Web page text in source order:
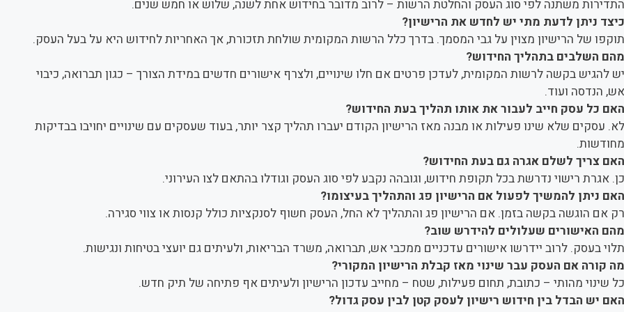
התדירות משתנה לפי סוג העסק והחלטת הרשות – לרוב מדובר בחידוש אחת לשנה, שלוש או חמש שנים.
כיצד ניתן לדעת מתי יש לחדש את הרישיון?
תוקפו של הרישיון מצוין על גבי המסמך. בדרך כלל הרשות המקומית שולחת תזכורת, אך האחריות לחידוש היא על בעל העסק.
מהם השלבים בתהליך החידוש?
יש להגיש בקשה לרשות המקומית, לעדכן פרטים אם חלו שינויים, ולצרף אישורים חדשים במידת הצורך – כגון תברואה, כיבוי
אש, הנדסה ועוד.
האם כל עסק חייב לעבור את אותו תהליך בעת החידוש?
לא. עסקים שלא שינו פעילות או מבנה מאז הרישיון הקודם יעברו תהליך קצר יותר, בעוד שעסקים עם שינויים יחויבו בבדיקות
מחודשות.
האם צריך לשלם אגרה גם בעת החידוש?
כן. אגרת רישוי נדרשת בכל תקופת חידוש, וגובהה נקבע לפי סוג העסק וגודלו בהתאם לצו העירוני.
האם ניתן להמשיך לפעול אם הרישיון פג והתהליך בעיצומו?
רק אם הוגשה בקשה בזמן. אם הרישיון פג והתהליך לא החל, העסק חשוף לסנקציות כולל קנסות או צווי סגירה.
מהם האישורים שעלולים להידרש שוב?
תלוי בעסק. לרוב יידרשו אישורים עדכניים ממכבי אש, תברואה, משרד הבריאות, ולעיתים גם יועצי בטיחות ונגישות.
מה קורה אם העסק עבר שינוי מאז קבלת הרישיון המקורי?
כל שינוי מהותי – כתובת, תחום פעילות, שטח – מחייב עדכון הרישיון ולעיתים אף פתיחה של תיק חדש.
האם יש הבדל בין חידוש רישיון לעסק קטן לבין עסק גדול?